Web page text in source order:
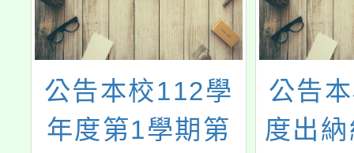
公告本校112學
年度第1學期第
公告
度出